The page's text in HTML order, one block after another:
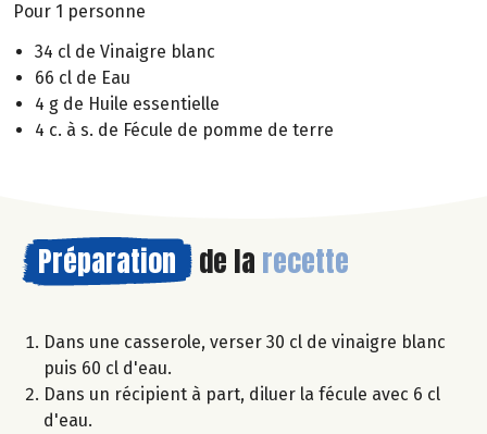
Pour 1 personne
34 cl de Vinaigre blanc
66 cl de Eau
4 g de Huile essentielle
4 c. à s. de Fécule de pomme de terre
Préparation de la recette
Dans une casserole, verser 30 cl de vinaigre blanc
puis 60 cl d'eau.
Dans un récipient à part, diluer la fécule avec 6 cl
d'eau.